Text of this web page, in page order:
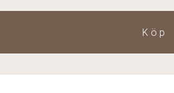
Köp